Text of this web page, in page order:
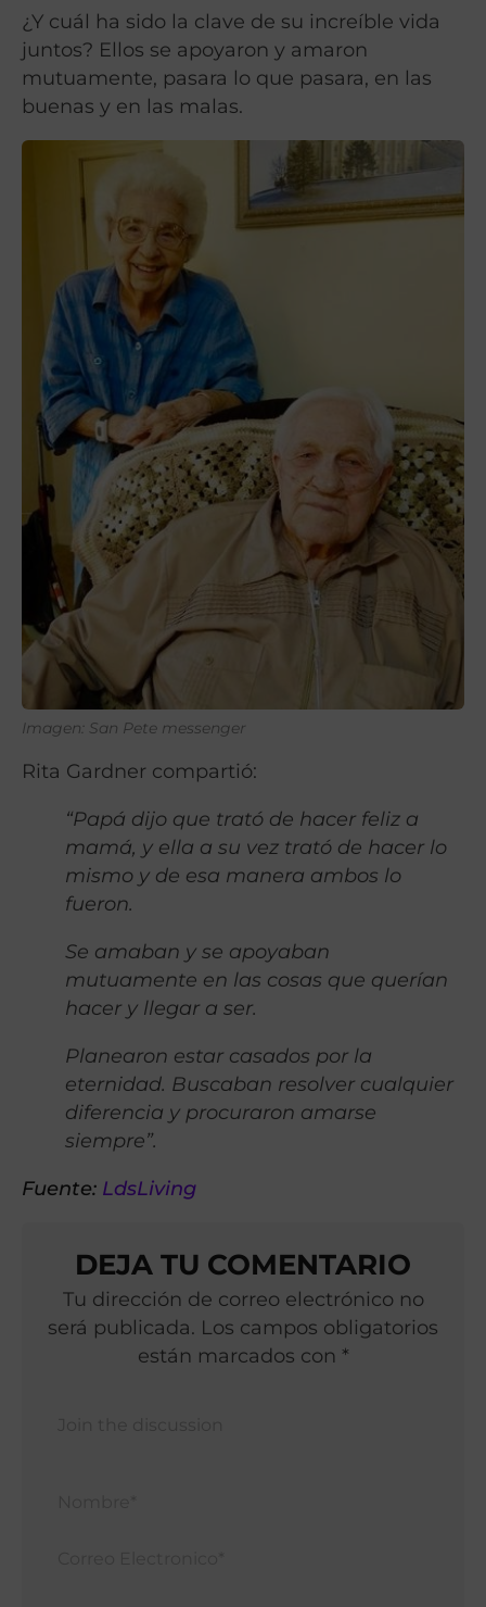
¿Y cuál ha sido la clave de su increíble vida
juntos? Ellos se apoyaron y amaron
mutuamente, pasara lo que pasara, en las
buenas y en las malas.
Imagen: San Pete messenger
Rita Gardner compartió:
“Papá dijo que trató de hacer feliz a
mamá, y ella a su vez trató de hacer lo
mismo y de esa manera ambos lo
fueron.
Se amaban y se apoyaban
mutuamente en las cosas que querían
hacer y llegar a ser.
Planearon estar casados por la
eternidad. Buscaban resolver cualquier
diferencia y procuraron amarse
siempre”.
Fuente: LdsLiving
DEJA TU COMENTARIO
Tu dirección de correo electrónico no
será publicada. Los campos obligatorios
están marcados con *